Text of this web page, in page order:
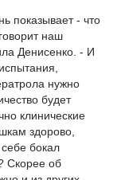
показывает - что
наш
Денисенко. - И
нужно
будет
клинические
здорово,
бокал
Скорее об